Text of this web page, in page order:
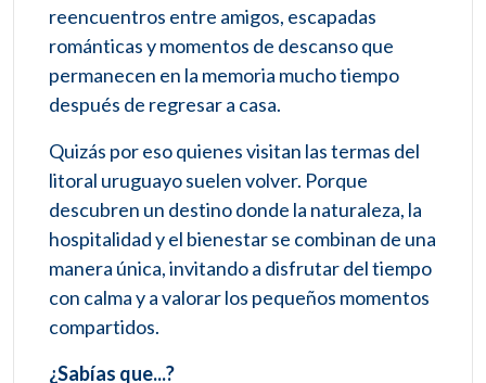
reencuentros entre amigos, escapadas
románticas y momentos de descanso que
permanecen en la memoria mucho tiempo
después de regresar a casa.
Quizás por eso quienes visitan las termas del
litoral uruguayo suelen volver. Porque
descubren un destino donde la naturaleza, la
hospitalidad y el bienestar se combinan de una
manera única, invitando a disfrutar del tiempo
con calma y a valorar los pequeños momentos
compartidos.
¿Sabías que...?